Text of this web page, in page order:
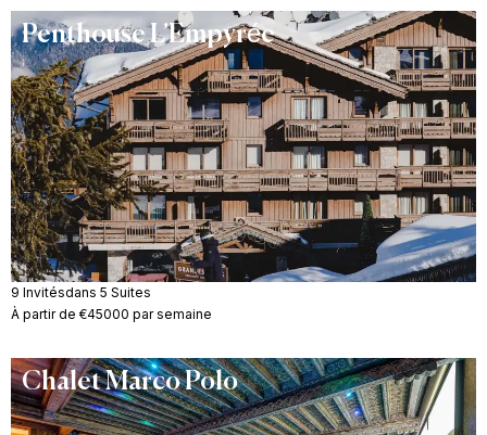
Penthouse L’Empyrée
9 Invitésdans 5 Suites
À partir de €45000 par semaine
Chalet Marco Polo